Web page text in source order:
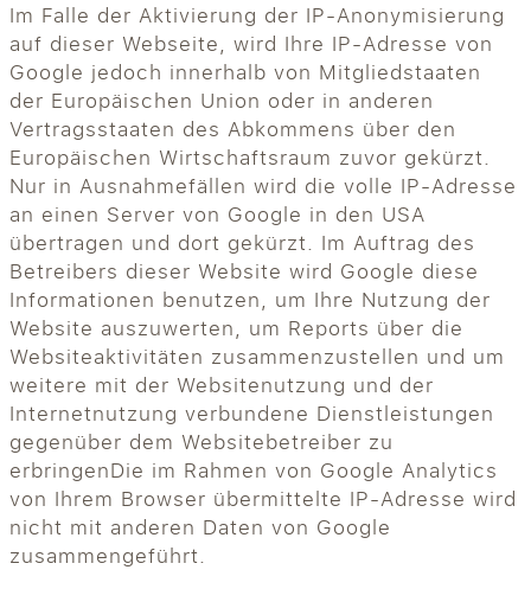
Im Falle der Aktivierung der IP-Anonymisierung
auf dieser Webseite, wird Ihre IP-Adresse von
Google jedoch innerhalb von Mitgliedstaaten
der Europäischen Union oder in anderen
Vertragsstaaten des Abkommens über den
Europäischen Wirtschaftsraum zuvor gekürzt.
Nur in Ausnahmefällen wird die volle IP-Adresse
an einen Server von Google in den USA
übertragen und dort gekürzt. Im Auftrag des
Betreibers dieser Website wird Google diese
Informationen benutzen, um Ihre Nutzung der
Website auszuwerten, um Reports über die
Websiteaktivitäten zusammenzustellen und um
weitere mit der Websitenutzung und der
Internetnutzung verbundene Dienstleistungen
gegenüber dem Websitebetreiber zu
erbringenDie im Rahmen von Google Analytics
von Ihrem Browser übermittelte IP-Adresse wird
nicht mit anderen Daten von Google
zusammengeführt.